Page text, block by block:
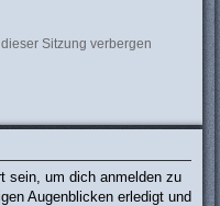
Sitzung verbergen
sein, um dich anmelden zu
Augenblicken erledigt und